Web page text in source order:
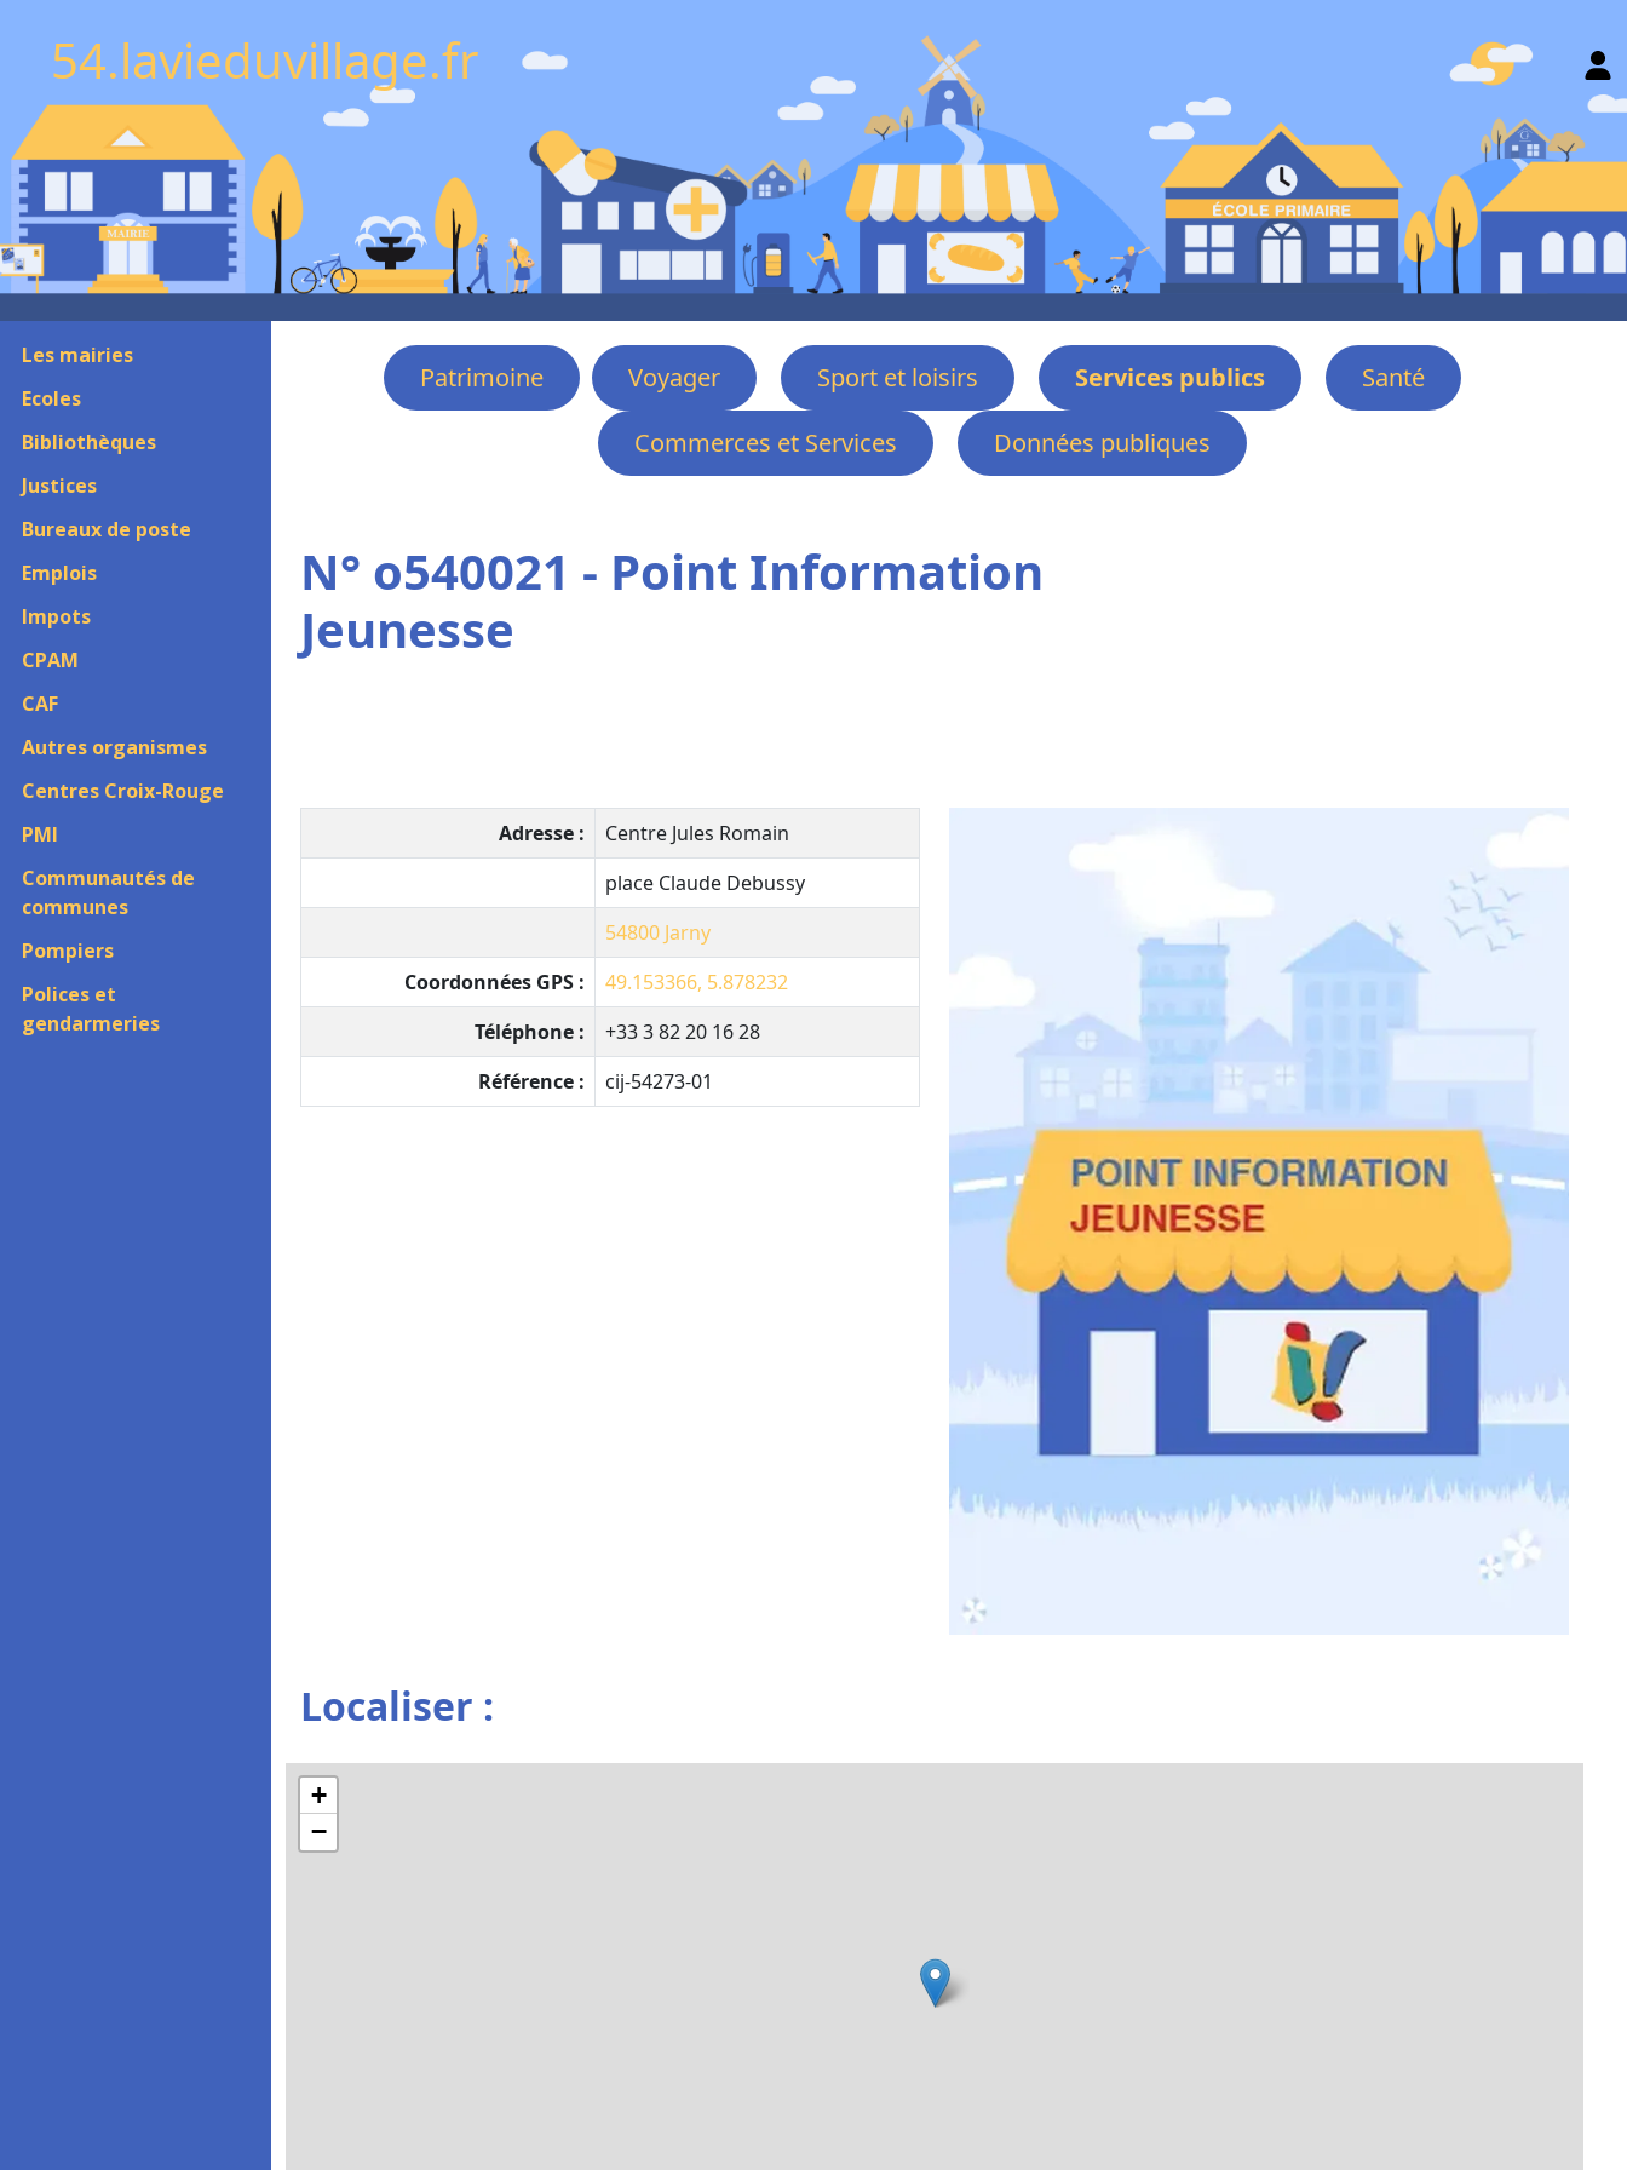
54.lavieduvillage.fr
Les mairies
Ecoles
Bibliothèques
Justices
Bureaux de poste
Emplois
Impots
CPAM
CAF
Autres organismes
Centres Croix-Rouge
PMI
Communautés de
communes
Pompiers
Polices et
gendarmeries
Patrimoine Voyager Sport et loisirs Services publics
Santé
Commerces et Services
Données publiques
N° o540021 - Point Information
Jeunesse
Adresse :
Centre Jules Romain
place Claude Debussy
54800 Jarny
Coordonnées GPS :
49.153366, 5.878232
Téléphone :
+33 3 82 20 16 28
Référence :
cij-54273-01
Localiser :
+
−